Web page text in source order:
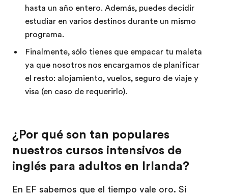
hasta un año entero. Además, puedes decidir
estudiar en varios destinos durante un mismo
programa.
Finalmente, sólo tienes que empacar tu maleta
ya que nosotros nos encargamos de planificar
el resto: alojamiento, vuelos, seguro de viaje y
visa (en caso de requerirlo).
¿Por qué son tan populares
nuestros cursos intensivos de
inglés para adultos en Irlanda?
En EF sabemos que el tiempo vale oro. Si